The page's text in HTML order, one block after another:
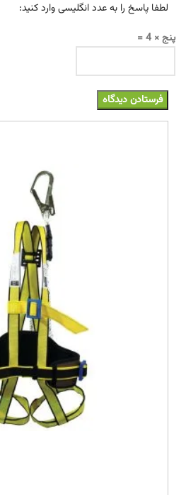
لطفا پاسخ را به عدد انگلیسی وارد کنید:
پنج × 4 =